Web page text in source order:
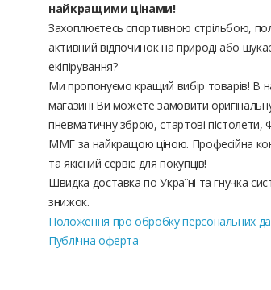
найкращими цінами!
Захоплюєтесь спортивною стрільбою,
активний відпочинок на природі або
екіпірування?
Ми пропонуємо кращий вибір товарів! В
магазині Ви можете замовити
пневматичну зброю, стартові пістолети,
ММГ за найкращою ціною. Професійна
та якісний сервіс для покупців!
Швидка доставка по Україні та гнучка
знижок.
Положення про обробку персональних
Публічна оферта